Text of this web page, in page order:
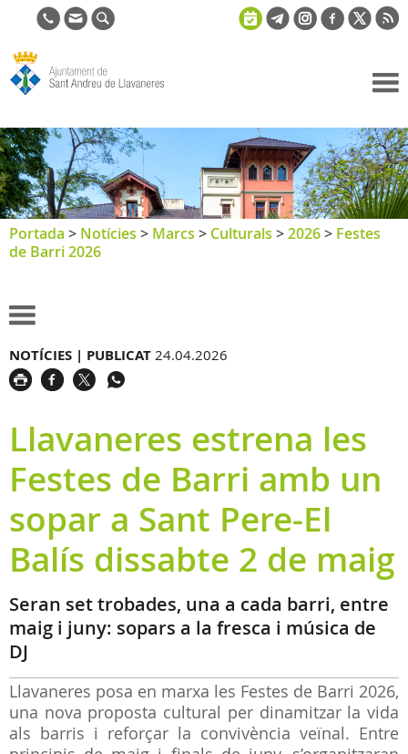
de Sant
Andreu de
Llavaneres
Portada > Notícies > Marcs > Culturals >2026> Festes
de Barri 2026
NOTÍCIES | PUBLICAT 24.04.2026
Llavaneres estrena les
Festes de Barri amb un
sopar a Sant Pere-El
Balís dissabte 2 de maig
Seran set trobades, una a cada barri, entre
maig i juny: sopars a la fresca i música de
DJ
Llavaneres posa en marxa les Festes de Barri 2026,
una nova proposta cultural per dinamitzar la vida
als barris i reforçar la convivència veïnal. Entre